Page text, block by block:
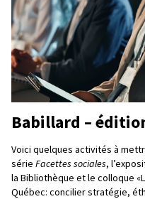
Babillard –
Voici quelques activités à
série Facettes sociales,
la Bibliothèque et le colloque
Québec: concilier stratégie,